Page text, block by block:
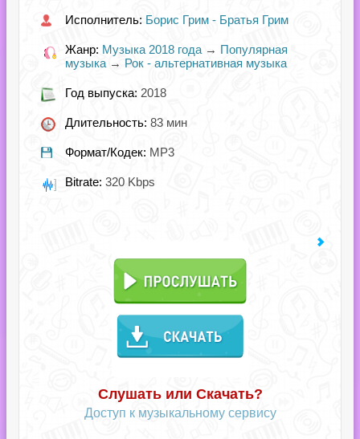
Исполнитель: Борис Грим - Братья Грим
Жанр: Музыка 2018 года → Популярная
музыка → Рок - альтернативная музыка
Год выпуска: 2018
Длительность: 83 мин
Формат/Кодек: MP3
Bitrate: 320 Kbps
Слушать или Скачать?
Доступ к музыкальному сервису